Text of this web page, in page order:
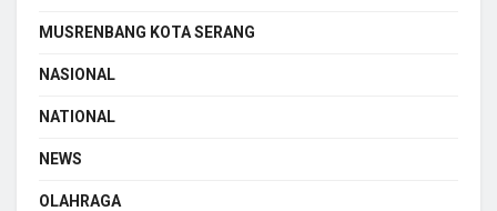
MUSRENBANG KOTA SERANG
NASIONAL
NATIONAL
NEWS
OLAHRAGA